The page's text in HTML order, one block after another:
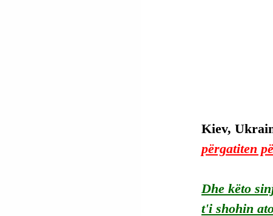
Kiev,
përgatiten
Dhe këto
t'i shohin